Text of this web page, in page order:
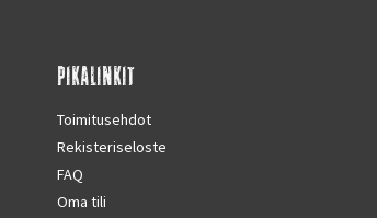
PIKALINKIT
Toimitusehdot
Rekisteriseloste
FAQ
Oma tili